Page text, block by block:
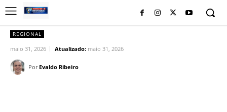
REGIONAL
maio 31, 2026 Atualizado: maio 31, 2026
Por Evaldo Ribeiro